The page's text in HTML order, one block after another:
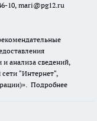
10, mari@pg12.ru
анализа сведений,
"Интернет",
Подробнее